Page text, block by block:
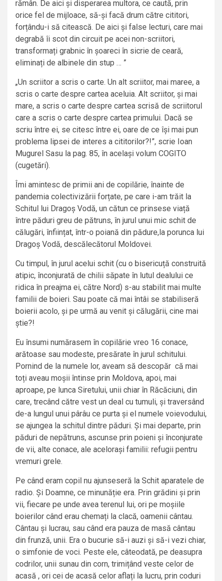
rămân. De aici și disperarea multora, ce caută, prin
orice fel de mijloace, să-și facă drum către cititori,
forțându-i să citească. De aici și false lecturi, care mai
degrabă îi scot din circuit pe acei non-scriitori,
transformați grabnic în șoareci în sicrie de ceară,
eliminați de albinele din stup … ”
„Un scriitor a scris o carte. Un alt scriitor, mai maree, a
scris o carte despre cartea aceluia. Alt scriitor, și mai
mare, a scris o carte despre cartea scrisă de scriitorul
care a scris o carte despre cartea primului. Dacă se
scriu între ei, se citesc între ei, oare de ce își mai pun
problema lipsei de interes a cititorilor?!”, scrie Ioan
Mugurel Sasu la pag. 85, în același volum COGITO
(cugetări).
Îmi amintesc de primii ani de copilărie, înainte de
pandemia colectivizării forțate, pe care i-am trăit la
Schitul lui Dragoș Vodă, un cătun ce prinsese viață
între păduri greu de pătruns, în jurul unui mic schit de
călugări, înființat, într-o poiană din pădure,la porunca lui
Dragoș Vodă, descălecătorul Moldovei.
Cu timpul, în jurul acelui schit (cu o bisericuță construită
atipic, înconjurată de chilii săpate în lutul dealului ce
ridica în preajma ei, către Nord) s-au stabilit mai multe
familii de boieri. Sau poate că mai întâi se stabiliseră
boierii acolo, și pe urmă au venit și călugării, cine mai
știe?!
Eu însumi numărasem în copilărie vreo 16 conace,
arătoase sau modeste, presărate în jurul schitului.
Pornind de la numele lor, aveam să descopăr că mai
toți aveau moșii întinse prin Moldova, apoi, mai
aproape, pe lunca Siretului, unii chiar în Răcăciuni, din
care, trecând către vest un deal cu tumuli, și traversând
de-a lungul unui pârâu ce purta și el numele voievodului,
se ajungea la schitul dintre păduri. Și mai departe, prin
păduri de nepătruns, ascunse prin poieni și înconjurate
de vii, alte conace, ale acelorași familii: refugii pentru
vremuri grele.
Pe când eram copil nu ajunseseră la Schit aparatele de
radio. Și Doamne, ce minunăție era. Prin grădini și prin
vii, fiecare pe unde avea terenul lui, ori pe moșiile
boierilor când erau chemați la clacă, oamenii cântau.
Cântau și lucrau, sau când era pauza de masă cântau
din frunză, unii. Era o bucurie să-i auzi și să-i vezi chiar,
o simfonie de voci. Peste ele, câteodată, pe deasupra
codrilor, unii sunau din corn, trimițând veste celor de
acasă , ori cei de acasă celor aflați la lucru, prin coduri